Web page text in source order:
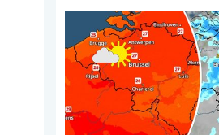
Zomerse zaterdag, buiige